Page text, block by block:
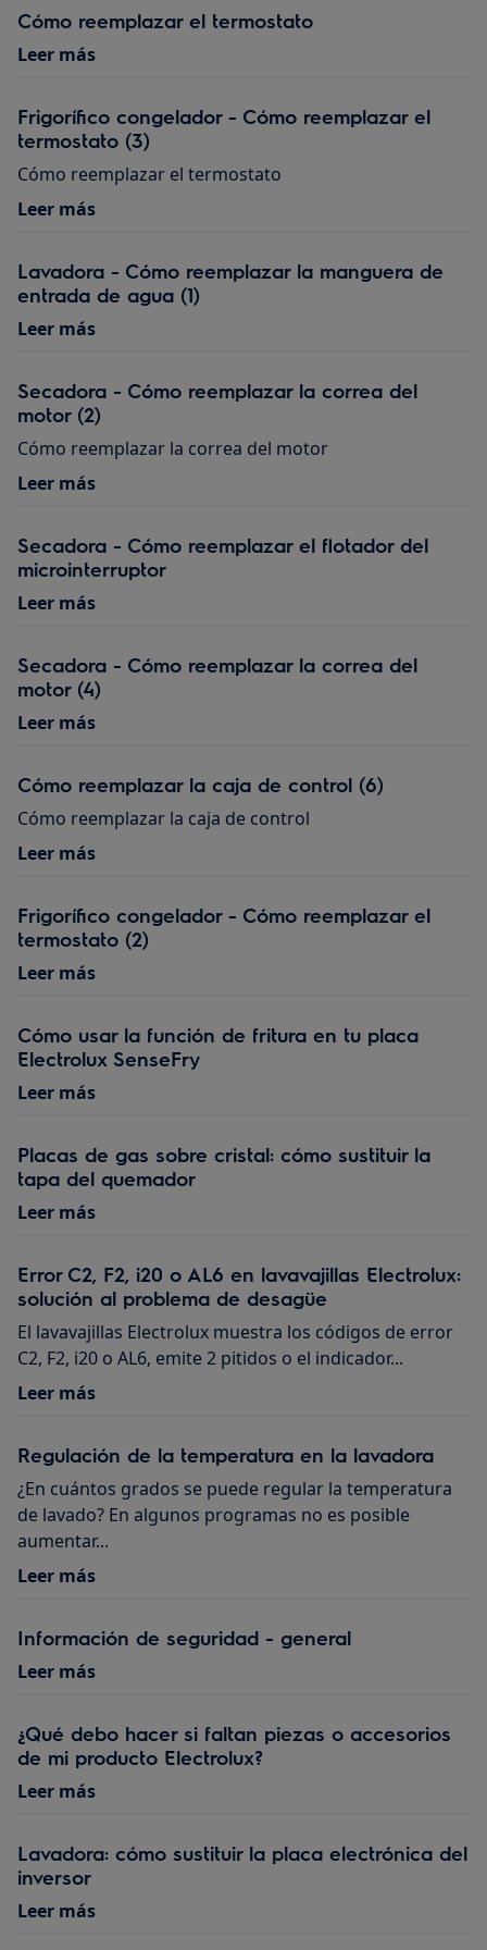
Cómo reemplazar el termostato
Leer más
Frigorífico congelador - Cómo reemplazar el
termostato (3)
Cómo reemplazar el termostato
Leer más
Lavadora - Cómo reemplazar la manguera de
entrada de agua (1)
Leer más
Secadora - Cómo reemplazar la correa del
motor (2)
Cómo reemplazar la correa del motor
Leer más
Secadora - Cómo reemplazar el flotador del
microinterruptor
Leer más
Secadora - Cómo reemplazar la correa del
motor (4)
Leer más
Cómo reemplazar la caja de control (6)
Cómo reemplazar la caja de control
Leer más
Frigorífico congelador - Cómo reemplazar el
termostato (2)
Leer más
Cómo usar la función de fritura en tu placa
Electrolux SenseFry
Leer más
Placas de gas sobre cristal: cómo sustituir la
tapa del quemador
Leer más
Error C2, F2, i20 o AL6 en lavavajillas Electrolux:
solución al problema de desagüe
El lavavajillas Electrolux muestra los códigos de error
C2, F2, i20 o AL6, emite 2 pitidos o el indicador...
Leer más
Regulación de la temperatura en la lavadora
¿En cuántos grados se puede regular la temperatura
de lavado? En algunos programas no es posible
aumentar...
Leer más
Información de seguridad - general
Leer más
¿Qué debo hacer si faltan piezas o accesorios
de mi producto Electrolux?
Leer más
Lavadora: cómo sustituir la placa electrónica del
inversor
Leer más